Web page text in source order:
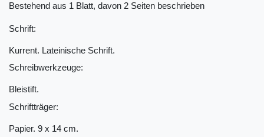
Bestehend aus 1 Blatt, davon 2 Seiten beschrieben
Schrift:
Kurrent. Lateinische Schrift.
Schreibwerkzeuge:
Bleistift.
Schriftträger:
Papier. 9 x 14 cm.